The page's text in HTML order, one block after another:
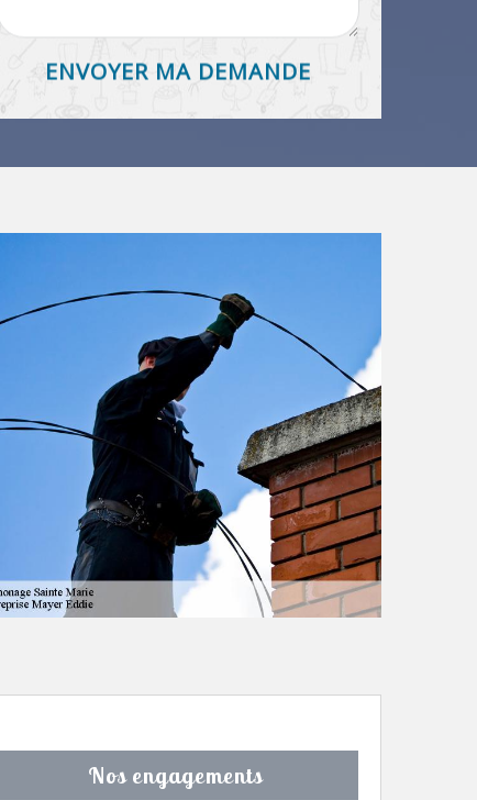
Nos engagements